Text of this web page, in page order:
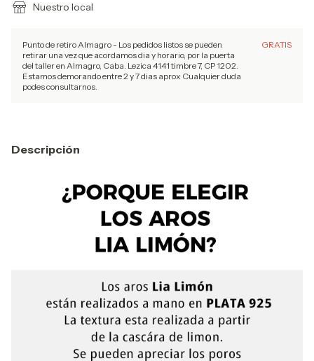
Nuestro local
Punto de retiro Almagro - Los pedidos listos se pueden
retirar una vez que acordamos dia y horario, por la puerta
del taller en Almagro, Caba. Lezica 4141 timbre 7, CP 1202.
Estamos demorando entre 2 y 7 dias aprox Cualquier duda
podes consultarnos.
GRATIS
Descripción